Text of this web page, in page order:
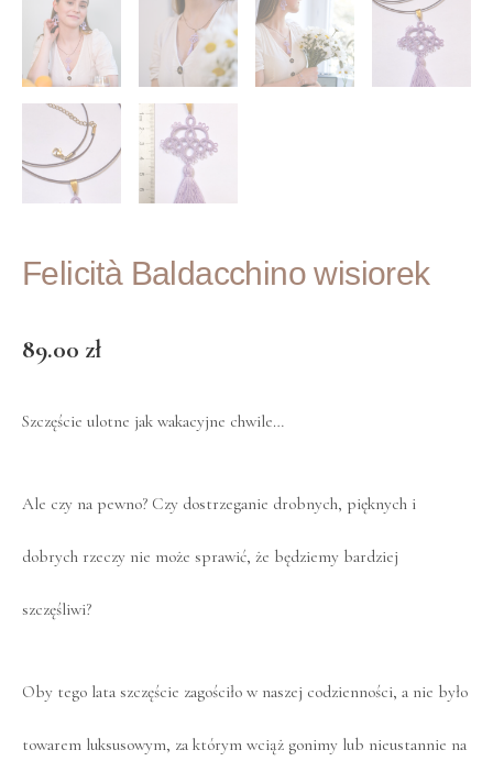
Felicità Baldacchino wisiorek
89.00 zł
Szczęście ulotne jak wakacyjne chwile…
Ale czy na pewno? Czy dostrzeganie drobnych, pięknych i
dobrych rzeczy nie może sprawić, że będziemy bardziej
szczęśliwi?
Oby tego lata szczęście zagościło w naszej codzienności, a nie było
towarem luksusowym, za którym wciąż gonimy lub nieustannie na